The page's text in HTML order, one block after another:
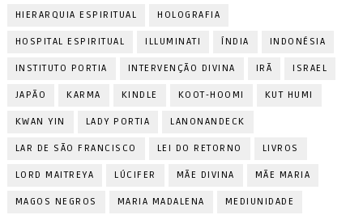
HIERARQUIA ESPIRITUAL HOLOGRAFIA
HOSPITAL ESPIRITUAL ILLUMINATI ÍNDIA INDONÉSIA
INSTITUTO PORTIA INTERVENÇÃO DIVINA IRÃ ISRAEL
JAPÃO KARMA KINDLE KOOT-HOOMI KUT HUMI
KWAN YIN LADY PORTIA LANONANDECK
LAR DE SÃO FRANCISCO LEI DO RETORNO LIVROS
LORD MAITREYA LÚCIFER MÃE DIVINA MÃE MARIA
MAGOS NEGROS MARIA MADALENA MEDIUNIDADE